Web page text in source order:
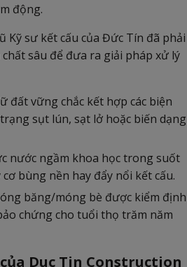
động.
sư kết cấu của Đức Tín đã phải
sâu để đưa ra giải pháp xử lý
đất vững chắc kết hợp các biện
sụt lún, sạt lở hoặc biến dạng
nước ngầm khoa học trong suốt
bùng nền hay đẩy nổi kết cấu.
băng/móng bè được kiểm định
chứng cho tuổi thọ trăm năm
Duc Tin Construction